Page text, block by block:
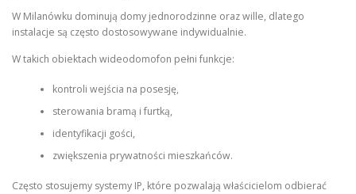
W Milanówku dominują domy jednorodzinne oraz wille, dlatego
instalacje są często dostosowywane indywidualnie.
W takich obiektach wideodomofon pełni funkcje:
kontroli wejścia na posesję,
sterowania bramą i furtką,
identyfikacji gości,
zwiększenia prywatności mieszkańców.
Często stosujemy systemy IP, które pozwalają właścicielom odbierać